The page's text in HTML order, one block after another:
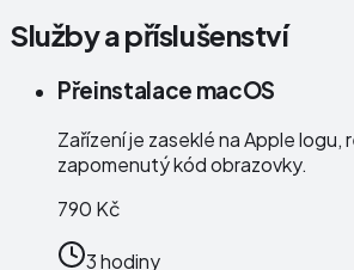
Služby a příslušenství
Přeinstalace macOS
Zařízení je zaseklé na Apple logu,
zapomenutý kód obrazovky.
790 Kč
3 hodiny